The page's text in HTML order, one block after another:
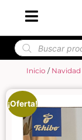
Inicio / Navidad
¡Oferta!